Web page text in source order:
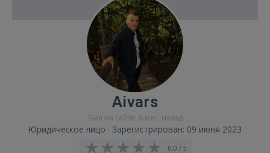
Aivars
Был на сайте: 8 мес. назад
Юридическое лицо · Зарегистрирован: 09 июня 2023
0,0 / 5